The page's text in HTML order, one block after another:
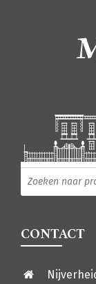
Producten
CONTACT